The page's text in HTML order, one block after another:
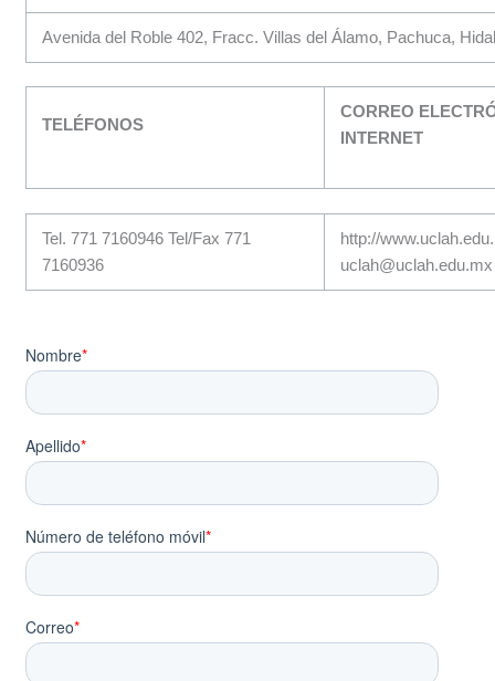
Avenida del Roble 402, Fracc. Villas del Álamo, Pachuca,
TELÉFONOS
CORREO
INTERNET
Tel. 771 7160946 Tel/Fax 771
7160936
http://
uclah@uclah.edu.mx